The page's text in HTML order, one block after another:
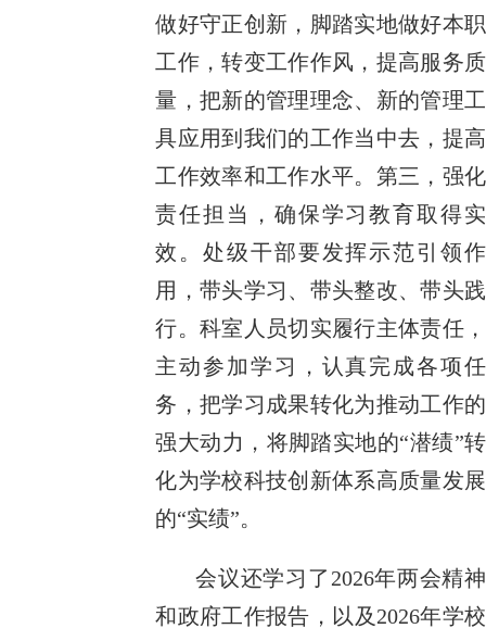
做好守正创新，脚踏实地做好本职
工作，转变工作作风，提高服务质
量，把新的管理理念、新的管理工
具应用到我们的工作当中去，提高
工作效率和工作水平。第三，强化
责任担当，确保学习教育取得实
效。处级干部要发挥示范引领作
用，带头学习、带头整改、带头践
行。科室人员切实履行主体责任，
主动参加学习，认真完成各项任
务，把学习成果转化为推动工作的
强大动力，将脚踏实地的“潜绩”转
化为学校科技创新体系高质量发展
的“实绩”。
会议还学习了2026年两会精神
和政府工作报告，以及2026年学校